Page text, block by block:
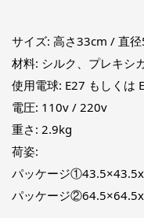
サイズ: 高さ33cm / 直
材料: シルク、プレキシ
使用電球: E27 もしくは
電圧: 110v / 220v
重さ: 2.9kg
荷姿:
パッケージ
パッケージ